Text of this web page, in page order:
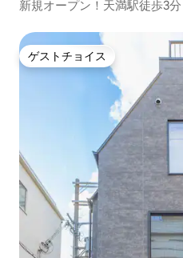
新規オープン！天満駅徒歩3
ゲストチョイス
ゲストチョイス